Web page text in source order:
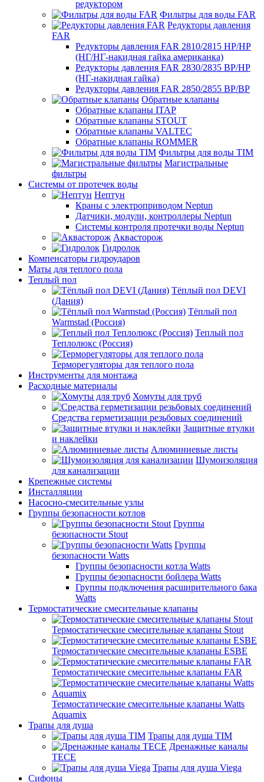
редуктором
Фильтры для воды FAR
Редукторы давления
FAR
Редукторы давления FAR 2810/2815 НР/НР
(НГ/НГ-накидная гайка американка)
Редукторы давления FAR 2830/2835 ВР/НР
(НГ-накидная гайка)
Редукторы давления FAR 2850/2855 ВР/ВР
Обратные клапаны
Обратные клапаны ITAP
Обратные клапаны STOUT
Обратные клапаны VALTEC
Обратные клапаны ROMMER
Фильтры для воды TIM
Магистральные
фильтры
Системы от протечек воды
Нептун
Краны с электроприводом Neptun
Датчики, модули, контроллеры Neptun
Системы контроля протечки воды Neptun
Аквасторож
Гидролок
Компенсаторы гидроударов
Маты для теплого пола
Теплый пол
Тёплый пол DEVI
(Дания)
Тёплый пол
Warmstad (Россия)
Теплый пол
Теплолюкс (Россия)
Терморегуляторы для теплого пола
Инструменты для монтажа
Расходные материалы
Хомуты для труб
Средства герметизации резьбовых соединений
Защитные втулки
и наклейки
Алюминиевые листы
Шумоизоляция
для канализации
Крепежные системы
Инсталляции
Насосно-смесительные узлы
Группы безопасности котлов
Группы
безопасности Stout
Группы
безопасности Watts
Группы безопасности котла Watts
Группы безопасности бойлера Watts
Группы подключения расширительного бака
Watts
Термостатические смесительные клапаны
Термостатические смесительные клапаны Stout
Термостатические смесительные клапаны ESBE
Термостатические смесительные клапаны FAR
Термостатические смесительные клапаны Watts
Aquamix
Трапы для душа
Трапы для душа TIM
Дренажные каналы
TECE
Трапы для душа Viega
Сифоны